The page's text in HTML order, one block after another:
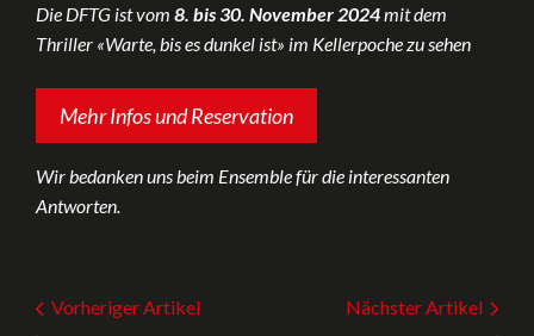
Die DFTG ist vom 8. bis 30. November 2024mit dem
Thriller «Warte, bis es dunkel ist» im Kellerpoche zu sehen
Mehr Infos und Reservation
Wir bedanken uns beim Ensemble für die interessanten
Antworten.
Vorheriger Artikel Nächster Artikel